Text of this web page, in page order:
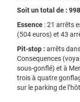
Soit un total de :
Essence : 21 arrêts
(504 euros) et 43
Pit-stop : arrêts
Consequences
sous-gonflé) et à
trois à quatre
sur le parking de